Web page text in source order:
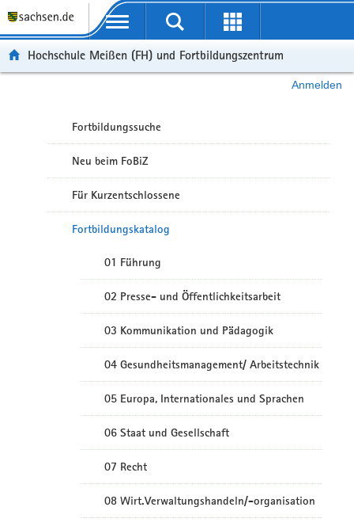
Portalübergreifende Navigation
Hochschule Meißen (FH) und Fortbildungszentrum
Anmelden
Fortbildungssuche
Neu beim FoBiZ
Für Kurzentschlossene
Fortbildungskatalog
01 Führung
02 Presse- und Öffentlichkeitsarbeit
03 Kommunikation und Pädagogik
04 Gesundheitsmanagement/ Arbeitstechnik
05 Europa, Internationales und Sprachen
06 Staat und Gesellschaft
07 Recht
08 Wirt.Verwaltungshandeln/-organisation